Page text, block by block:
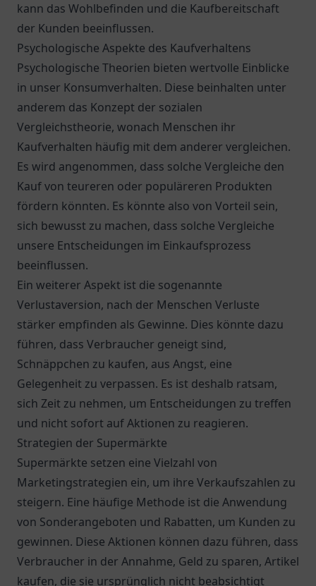
kann das Wohlbefinden und die Kaufbereitschaft
der Kunden beeinflussen.
Psychologische Aspekte des Kaufverhaltens
Psychologische Theorien bieten wertvolle Einblicke
in unser Konsumverhalten. Diese beinhalten unter
anderem das Konzept der sozialen
Vergleichstheorie, wonach Menschen ihr
Kaufverhalten häufig mit dem anderer vergleichen.
Es wird angenommen, dass solche Vergleiche den
Kauf von teureren oder populäreren Produkten
fördern könnten. Es könnte also von Vorteil sein,
sich bewusst zu machen, dass solche Vergleiche
unsere Entscheidungen im Einkaufsprozess
beeinflussen.
Ein weiterer Aspekt ist die sogenannte
Verlustaversion, nach der Menschen Verluste
stärker empfinden als Gewinne. Dies könnte dazu
führen, dass Verbraucher geneigt sind,
Schnäppchen zu kaufen, aus Angst, eine
Gelegenheit zu verpassen. Es ist deshalb ratsam,
sich Zeit zu nehmen, um Entscheidungen zu treffen
und nicht sofort auf Aktionen zu reagieren.
Strategien der Supermärkte
Supermärkte setzen eine Vielzahl von
Marketingstrategien ein, um ihre Verkaufszahlen zu
steigern. Eine häufige Methode ist die Anwendung
von Sonderangeboten und Rabatten, um Kunden zu
gewinnen. Diese Aktionen können dazu führen, dass
Verbraucher in der Annahme, Geld zu sparen, Artikel
kaufen, die sie ursprünglich nicht beabsichtigt